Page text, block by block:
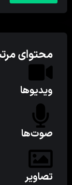
محتوای
ویدیوها
صوت‌ها
تصاویر